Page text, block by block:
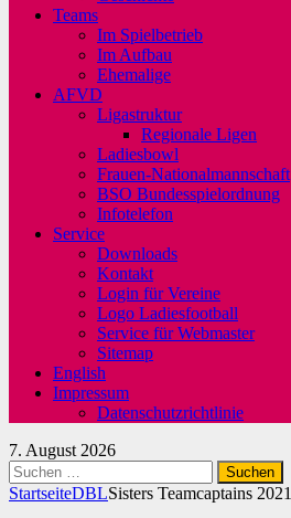
Teams
Im Spielbetrieb
Im Aufbau
Ehemalige
AFVD
Ligastruktur
Regionale Ligen
Ladiesbowl
Frauen-Nationalmannschaft
BSO Bundesspielordnung
Infotelefon
Service
Downloads
Kontakt
Login für Vereine
Logo Ladiesfootball
Service für Webmaster
Sitemap
English
Impressum
Datenschutzrichtlinie
7. August 2026
Suchen
nach:
StartseiteDBLSisters Teamcaptains 2021